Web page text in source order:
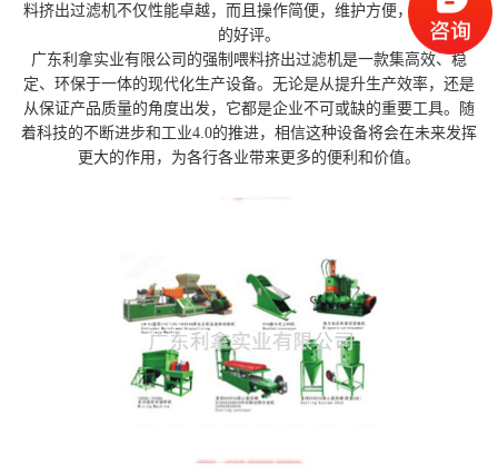
料挤出过滤机不仅性能卓越，而且操作简便，维护方便，深受用户
的好评。
广东利拿实业有限公司的强制喂料挤出过滤机是一款集高效、稳
定、环保于一体的现代化生产设备。无论是从提升生产效率，还是
从保证产品质量的角度出发，它都是企业不可或缺的重要工具。随
着科技的不断进步和工业4.0的推进，相信这种设备将会在未来发挥
更大的作用，为各行各业带来更多的便利和价值。